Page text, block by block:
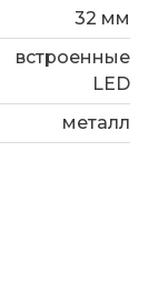
32 мм
встроенные
LED
металл